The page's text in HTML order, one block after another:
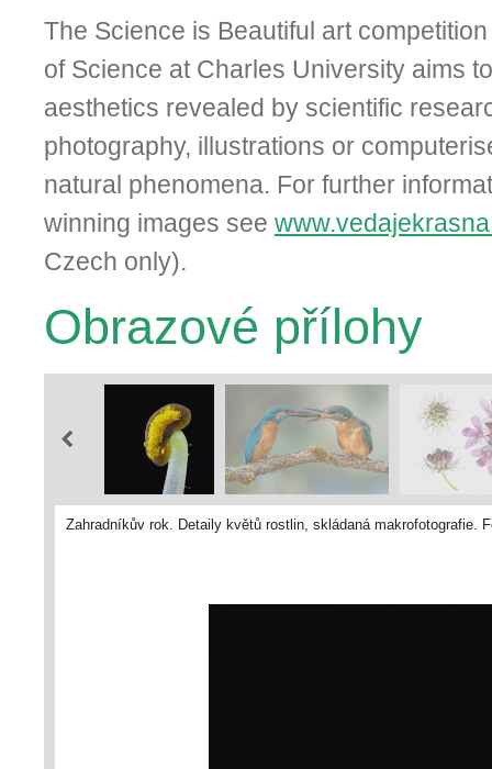
The Science is Beautiful art
of Science at Charles University aims
aesthetics re­vealed by scientific
photography, illustrations or
natural phenomena. For further
winning images see
Czech only).
Obrazové přílohy
Zahradníkův rok. Detaily květů rostlin, skládaná makrofotografie.